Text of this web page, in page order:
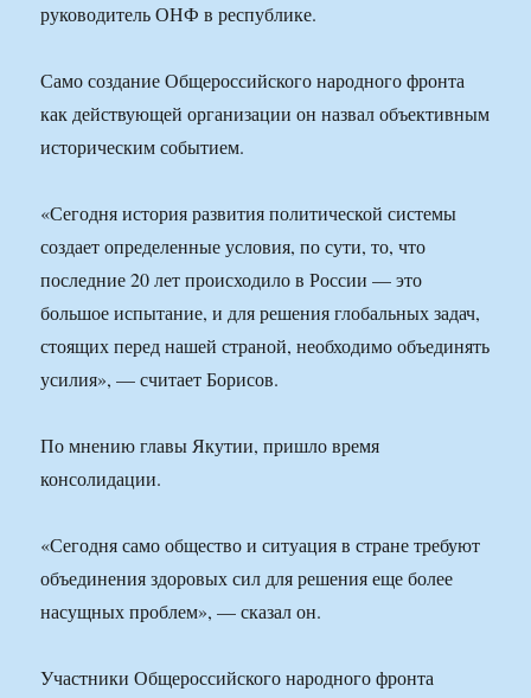
руководитель ОНФ в республике.
Само создание Общероссийского народного фронта
как действующей организации он назвал объективным
историческим событием.
«Сегодня история развития политической системы
создает определенные условия, по сути, то, что
последние 20 лет происходило в России — это
большое испытание, и для решения глобальных задач,
стоящих перед нашей страной, необходимо объединять
усилия», — считает Борисов.
По мнению главы Якутии, пришло время
консолидации.
«Сегодня само общество и ситуация в стране требуют
объединения здоровых сил для решения еще более
насущных проблем», — сказал он.
Участники Общероссийского народного фронта